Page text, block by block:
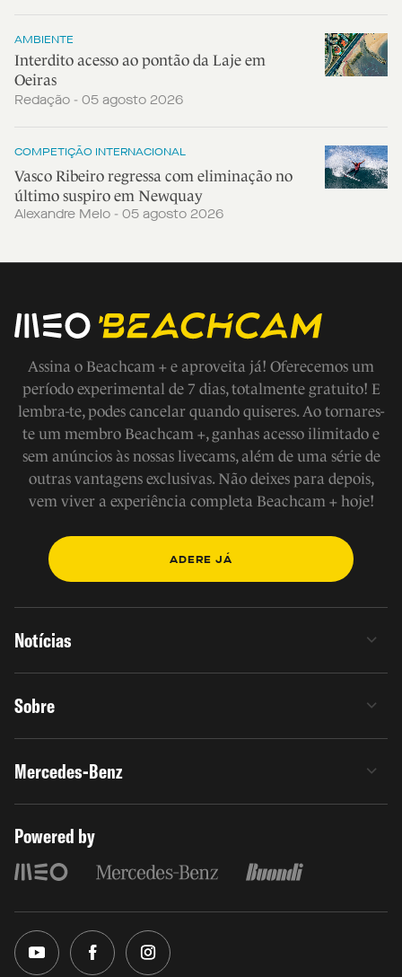
AMBIENTE
Interdito acesso ao pontão da Laje em
Oeiras
Redação - 05 agosto 2026
COMPETIÇÃO INTERNACIONAL
Vasco Ribeiro regressa com eliminação no
último suspiro em Newquay
Alexandre Melo - 05 agosto 2026
Assina o Beachcam + e aproveita já! Oferecemos um
período experimental de 7 dias, totalmente gratuito! E
lembra-te, podes cancelar quando quiseres. Ao tornares-
te um membro Beachcam +, ganhas acesso ilimitado e
sem anúncios às nossas livecams, além de uma série de
outras vantagens exclusivas. Não deixes para depois,
vem viver a experiência completa Beachcam + hoje!
ADERE JÁ
Notícias
Sobre
Mercedes-Benz
Powered by